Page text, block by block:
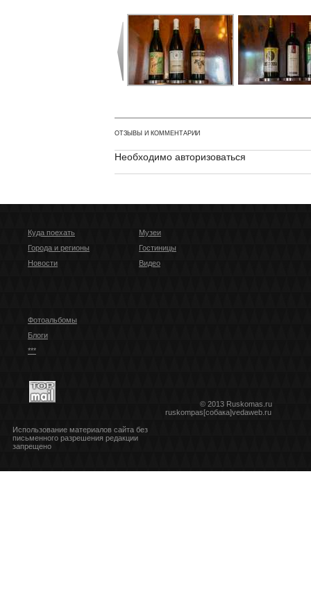
ОТЗЫВЫ И КОММЕНТАРИИ
Необходимо авторизоваться
Куда поехать
Города и регионы
Новости
Музеи
Гостиницы
Видео
Фотоальбомы
Блоги
***
© 2013 Ruskomas.ru
ruskompas[собака]vedaweb.ru
Использование материалов сайта без
письменного разрешения редакции
запрещено